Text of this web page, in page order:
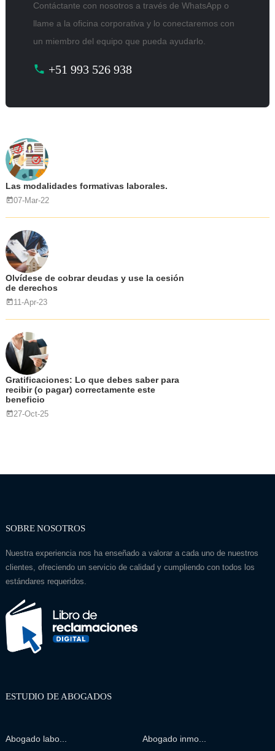
Contáctante con nosotros a través de WhatsApp o
llame a la oficina corporativa y lo conectaremos con
un miembro del equipo que pueda ayudarlo.
+51 993 526 938
Las modalidades formativas laborales.
07-Mar-22
Olvídese de cobrar deudas y use la cesión
de derechos
11-Apr-23
Gratificaciones: Lo que debes saber para
recibir (o pagar) correctamente este
beneficio
27-Oct-25
SOBRE NOSOTROS
Nuestra experiencia nos ha enseñado a valorar a cada uno de nuestros
clientes, ofreciendo un servicio de calidad y cumpliendo con todos los
estándares requeridos.
ESTUDIO DE ABOGADOS
Abogado labo... Abogado inmo...